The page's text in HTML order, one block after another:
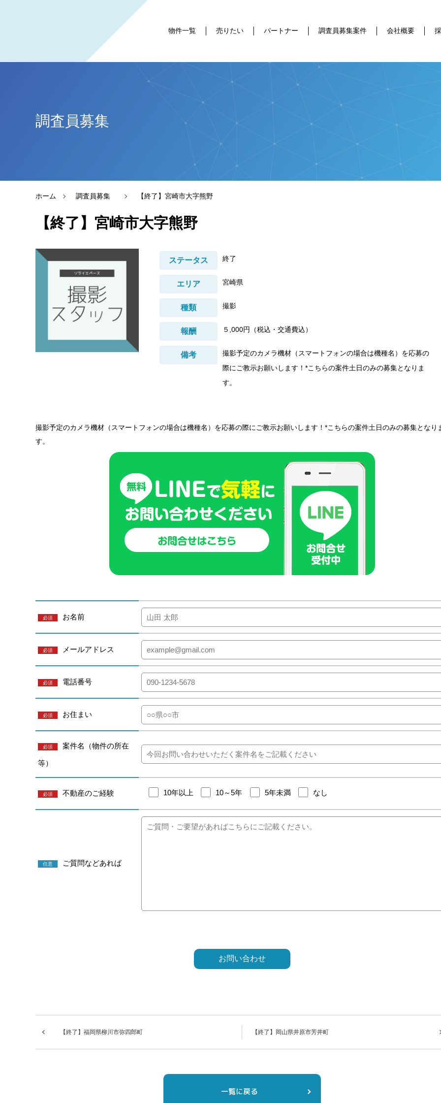
物件一覧 売りたい パートナー 調査員募集案件 会社概要
調査員募集
ホーム 調査員募集 【終了】宮崎市大字熊野
【終了】宮崎市大字熊野
ステータス 終了
エリア 宮崎県
種類 撮影
報酬 ５,000円（税込・交通費込）
備考
撮影予定のカメラ機材（スマートフォンの場合は機種名）を応募の
際にご教示お願いします！*こちらの案件土日のみの募集となりま
す。
撮影予定のカメラ機材（スマートフォンの場合は機種名）を応募の際にご教示お願いします！*こちらの案件土日のみの募集となり
す。
必須 お名前
必須 メールアドレス
必須 電話番号
必須 お住まい
必須 案件名（物件の所在
等）
必須 不動産のご経験 10年以上 10～5年 5年未満 なし
任意 ご質問などあれば
【終了】福岡県柳川市弥四郎町 【終了】岡山県井原市芳井町
一覧に戻る